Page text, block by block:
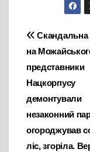
записів
Скандальна
на
представники
Нацкорпусу
демонтували
незаконний
огороджував
ліс, згоріла.